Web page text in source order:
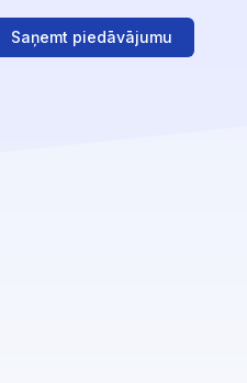
Saņemt piedāvājumu